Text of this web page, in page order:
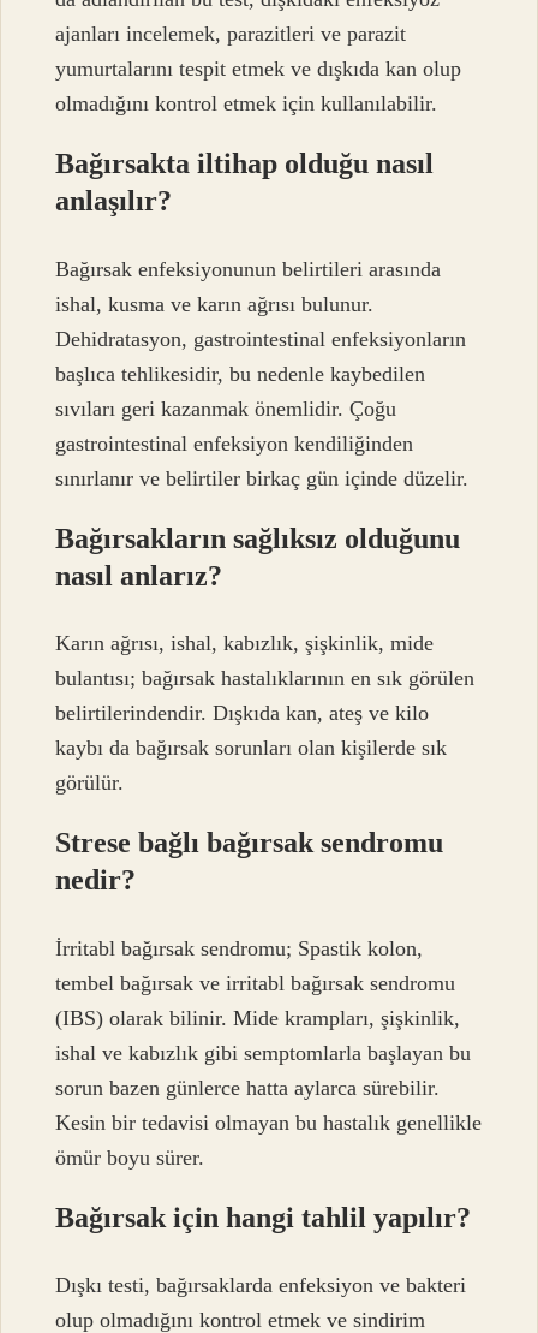
ajanları incelemek, parazitleri ve parazit
yumurtalarını tespit etmek ve dışkıda kan olup
olmadığını kontrol etmek için kullanılabilir.
Bağırsakta iltihap olduğu nasıl
anlaşılır?
Bağırsak enfeksiyonunun belirtileri arasında
ishal, kusma ve karın ağrısı bulunur.
Dehidratasyon, gastrointestinal enfeksiyonların
başlıca tehlikesidir, bu nedenle kaybedilen
sıvıları geri kazanmak önemlidir. Çoğu
gastrointestinal enfeksiyon kendiliğinden
sınırlanır ve belirtiler birkaç gün içinde düzelir.
Bağırsakların sağlıksız olduğunu
nasıl anlarız?
Karın ağrısı, ishal, kabızlık, şişkinlik, mide
bulantısı; bağırsak hastalıklarının en sık görülen
belirtilerindendir. Dışkıda kan, ateş ve kilo
kaybı da bağırsak sorunları olan kişilerde sık
görülür.
Strese bağlı bağırsak sendromu
nedir?
İrritabl bağırsak sendromu; Spastik kolon,
tembel bağırsak ve irritabl bağırsak sendromu
(IBS) olarak bilinir. Mide krampları, şişkinlik,
ishal ve kabızlık gibi semptomlarla başlayan bu
sorun bazen günlerce hatta aylarca sürebilir.
Kesin bir tedavisi olmayan bu hastalık genellikle
ömür boyu sürer.
Bağırsak için hangi tahlil yapılır?
Dışkı testi, bağırsaklarda enfeksiyon ve bakteri
olup olmadığını kontrol etmek ve sindirim